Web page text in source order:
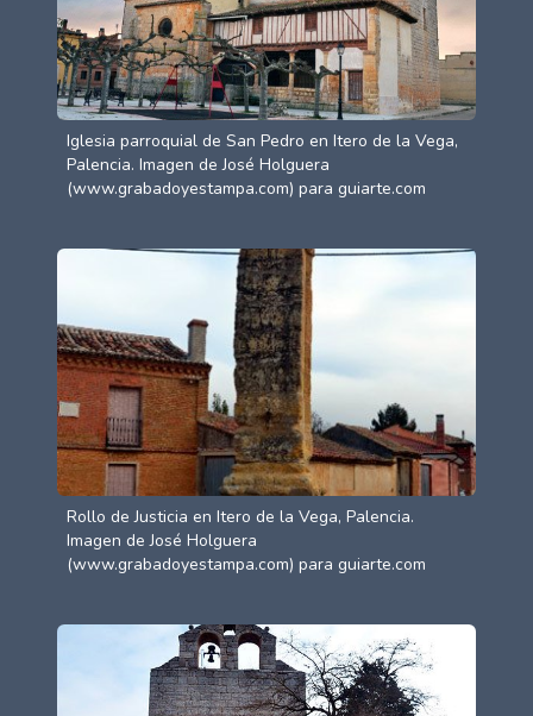
Iglesia parroquial de San Pedro en Itero de la Vega,
Palencia. Imagen de José Holguera
(www.grabadoyestampa.com) para guiarte.com
Rollo de Justicia en Itero de la Vega, Palencia.
Imagen de José Holguera
(www.grabadoyestampa.com) para guiarte.com